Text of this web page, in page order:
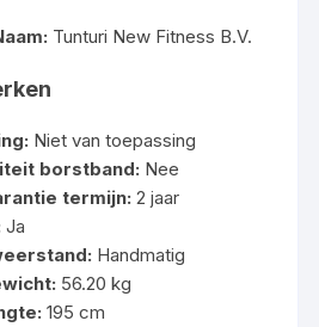
Tunturi New Fitness B.V.
Niet van toepassing
borstband: Nee
termijn: 2 jaar
Ja
Handmatig
56.20 kg
195 cm